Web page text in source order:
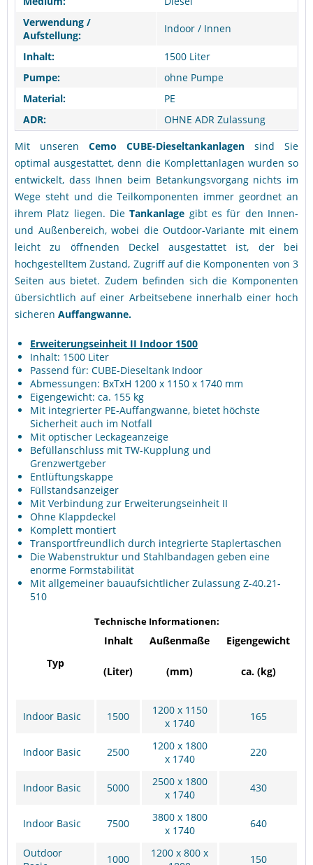
Verwendung /
Aufstellung:
Indoor / Innen
Inhalt:
1500 Liter
Pumpe:
ohne Pumpe
Material:
PE
ADR:
OHNE ADR Zulassung
Mit unseren Cemo CUBE-Dieseltankanlagen sind Sie
optimal ausgestattet, denn die Komplettanlagen wurden so
entwickelt, dass Ihnen beim Betankungsvorgang nichts im
Wege steht und die Teilkomponenten immer geordnet an
ihrem Platz liegen. DieTankanlage gibt es für den Innen-
und Außenbereich, wobei die Outdoor-Variante mit einem
leicht zu öffnenden Deckel ausgestattet ist, der bei
hochgestelltem Zustand, Zugriff auf die Komponenten von 3
Seiten aus bietet. Zudem befinden sich die Komponenten
übersichtlich auf einer Arbeitsebene innerhalb einer hoch
sicheren Auffangwanne.
Erweiterungseinheit II Indoor 1500
Inhalt: 1500 Liter
Passend für: CUBE-Dieseltank Indoor
Abmessungen: BxTxH 1200 x 1150 x 1740 mm
Eigengewicht: ca. 155 kg
Mit integrierter PE-Auffangwanne, bietet höchste
Sicherheit auch im Notfall
Mit optischer Leckageanzeige
Befüllanschluss mit TW-Kupplung und
Grenzwertgeber
Entlüftungskappe
Füllstandsanzeiger
Mit Verbindung zur Erweiterungseinheit II
Ohne Klappdeckel
Komplett montiert
Transportfreundlich durch integrierte Staplertaschen
Die Wabenstruktur und Stahlbandagen geben eine
enorme Formstabilität
Mit allgemeiner bauaufsichtlicher Zulassung Z-40.21-
510
Technische Informationen:
Typ
Inhalt
(Liter)
Außenmaße
(mm)
Eigengewicht
ca. (kg)
Indoor Basic 1500
1200 x 1150
x 1740
165
Indoor Basic 2500
1200 x 1800
x 1740
220
Indoor Basic 5000
2500 x 1800
x 1740
430
Indoor Basic 7500
3800 x 1800
x 1740
640
Outdoor
1000
1200 x 800 x
150